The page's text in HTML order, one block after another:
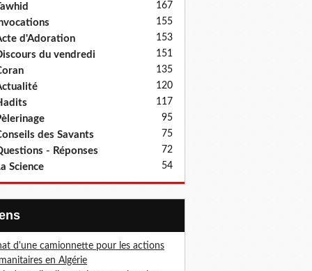
167
155
d'Adoration 153
du vendredi 151
135
120
117
95
des Savants 75
- Réponses 72
Science 54
d'une camionnette pour les actions
en Algérie